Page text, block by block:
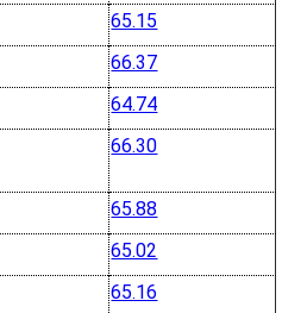
65.15
66.37
64.74
66.30
65.88
65.02
65.16